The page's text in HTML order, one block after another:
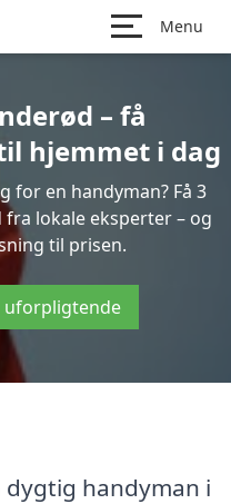
Menu
– få
hjemmet i dag
for en handyman? Få 3
lokale eksperter – og
til prisen.
uforpligtende
handyman i